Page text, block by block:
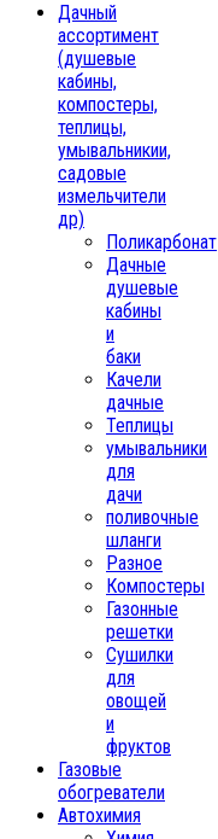
Дачный
ассортимент
(душевые
кабины,
компостеры,
теплицы,
умывальникии,
садовые
измельчители
др)
Поликарбонат
Дачные
душевые
кабины
и
баки
Качели
дачные
Теплицы
умывальники
для
дачи
поливочные
шланги
Разное
Компостеры
Газонные
решетки
Сушилки
для
овощей
и
фруктов
Газовые
обогреватели
Автохимия